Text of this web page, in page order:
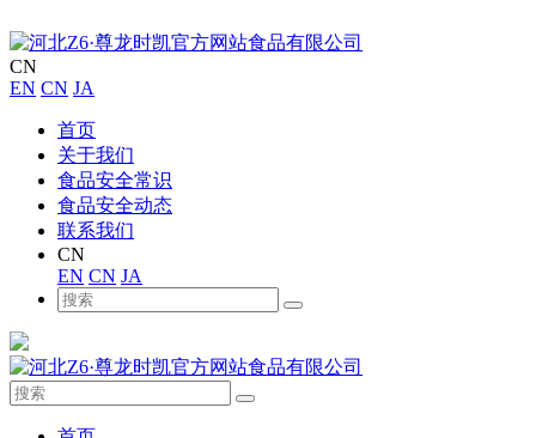
CN
EN CN JA
首页
关于我们
食品安全常识
食品安全动态
联系我们
CN
EN CN JA